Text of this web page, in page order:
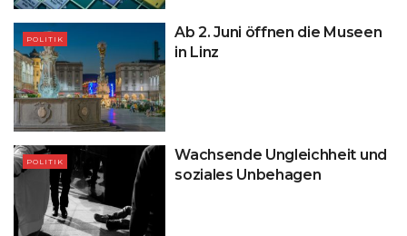
POLITIK
Ab 2. Juni öffnen die Museen
in Linz
POLITIK
Wachsende Ungleichheit und
soziales Unbehagen